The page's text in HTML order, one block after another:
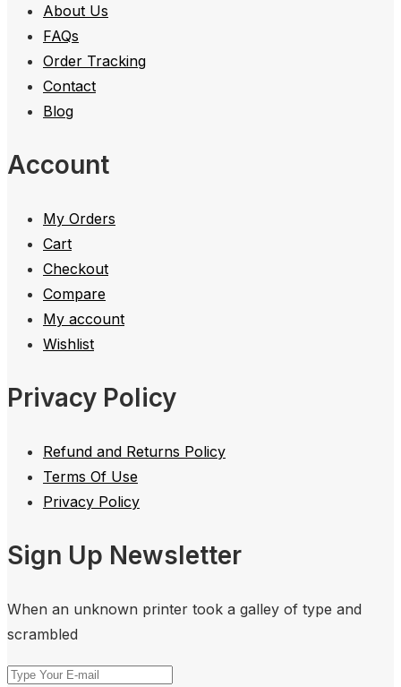
About Us
FAQs
Order Tracking
Contact
Blog
Account
My Orders
Cart
Checkout
Compare
My account
Wishlist
Privacy Policy
Refund and Returns Policy
Terms Of Use
Privacy Policy
Sign Up Newsletter
When an unknown printer took a galley of type and
scrambled